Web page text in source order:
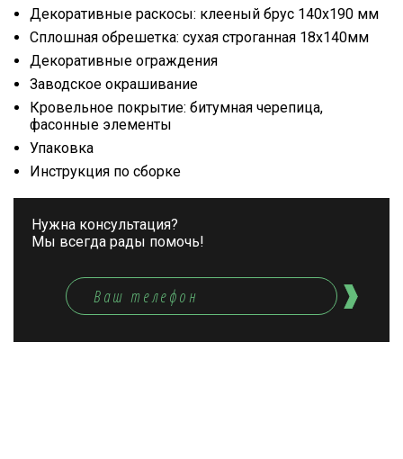
Декоративные раскосы: клееный брус 140х190 мм
Сплошная обрешетка: сухая строганная 18х140мм
Декоративные ограждения
Заводское окрашивание
Кровельное покрытие: битумная черепица,
фасонные элементы
Упаковка
Инструкция по сборке
Нужна консультация?
Мы всегда рады помочь!